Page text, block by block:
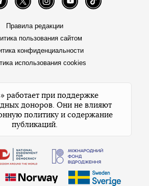
TelegramTwitter InstagramYouTube TikTok
Правила редакции
пользования сайтом
конфиденциальности
использования cookies
работает при поддержке
доноров. Они не влияют
политику и содержание
публикаций.